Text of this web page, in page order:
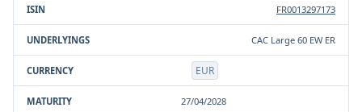
FR0013297173
CAC Large 60 EW ER
EUR
27/04/2028